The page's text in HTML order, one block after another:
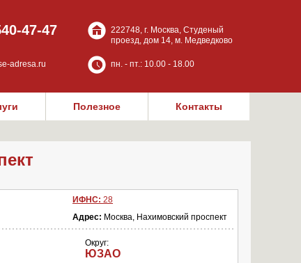
47-47
222748, г. Москва, Студеный
проезд, дом 14, м. Медведково
adresa.ru пн. - пт.: 10.00 - 18.00
Полезное Контакты
ИФНС: 28
Адрес: Москва, Нахимовский проспект
Округ:
ЮЗАО